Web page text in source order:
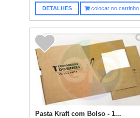
DETALHES colocar no carrinho
Pasta Kraft com Bolso - 1...